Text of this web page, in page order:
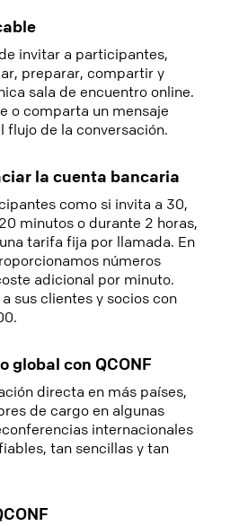
invitar a participantes,
preparar, compartir y
sala de encuentro online.
o comparta un mensaje
flujo de la conversación.
la cuenta bancaria
como si invita a 30,
minutos o durante 2 horas,
tarifa fija por llamada. En
números
adicional por minuto.
sus clientes y socios con
global con QCONF
directa en más países,
de cargo en algunas
internacionales
tan sencillas y tan